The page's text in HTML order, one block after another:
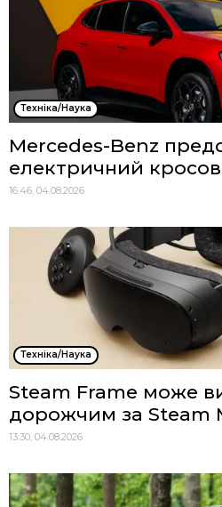
Техніка/Наука
Mercedes-Benz
електричний
16:46, 04.08.2026
Техніка/Наука
Steam Frame може
дорожчим за Steam
13:30, 04.08.2026